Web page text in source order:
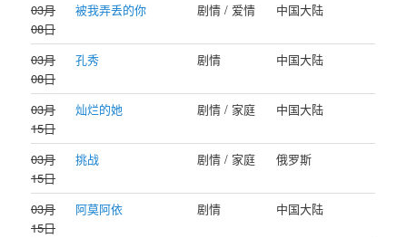
03月
08日
被我弄丢的你 剧情 / 爱情 中国大陆
03月
08日
孔秀 剧情 中国大陆
03月
15日
灿烂的她 剧情 / 家庭 中国大陆
03月
15日
挑战 剧情 / 家庭 俄罗斯
03月
15日
阿莫阿依 剧情 中国大陆